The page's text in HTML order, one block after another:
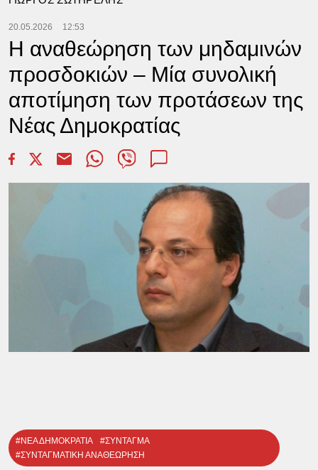
20.05.2026 12:53
Η αναθεώρηση των μηδαμινών
προσδοκιών – Μία συνολική
αποτίμηση των προτάσεων της
Νέας Δημοκρατίας
#ΝΕΑ ΔΗΜΟΚΡΑΤΙΑ
#ΣΥΝΤΑΓΜΑ
#ΣΥΝΤΑΓΜΑΤΙΚΗ ΑΝΑΘΕΩΡΗΣΗ